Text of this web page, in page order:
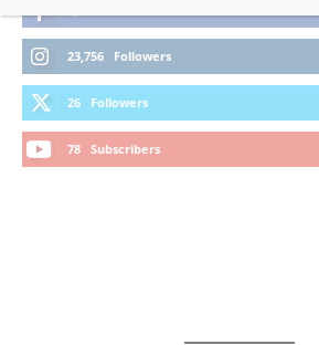
23,756 Followers
26 Followers
78 Subscribers